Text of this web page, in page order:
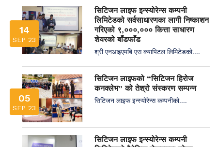
14
SEP 23
सिटिजन लाइफ इन्स्योरेन्स कम्पनी
लिमिटेडको सर्वसाधारणका लागी निष्काशन
गरिएको ९,०००,००० कित्ता साधारण
शेयरको बाँडफाँड
श्री एनआइएमबि एस क्यापिटल लिमिटेडको....
05
SEP 23
सिटिजन लाइफको “सिटिजन हिरोज
कनक्लेभ” को तेश्रो संस्करण सम्पन्न
सिटिजन लाइफ इन्स्योरेन्स कम्पनीको....
सिटिजन लाइफ इन्स्योरेन्स कम्पनी